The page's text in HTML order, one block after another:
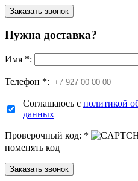
Нужна доставка?
Имя *:
Телефон *:
Соглашаюсь с политикой
данных
Проверочный код: *
поменять код